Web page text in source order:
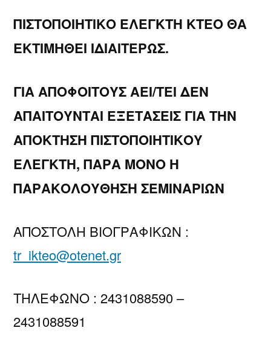
ΠΙΣΤΟΠΟΙΗΤΙΚΟ ΕΛΕΓΚΤΗ ΚΤΕΟ ΘΑ
ΕΚΤΙΜΗΘΕΙ ΙΔΙΑΙΤΕΡΩΣ.
ΓΙΑ ΑΠΟΦΟΙΤΟΥΣ ΑΕΙ/ΤΕΙ ΔΕΝ
ΑΠΑΙΤΟΥΝΤΑΙ ΕΞΕΤΑΣΕΙΣ ΓΙΑ ΤΗΝ
ΑΠΟΚΤΗΣΗ ΠΙΣΤΟΠΟΙΗΤΙΚΟΥ
ΕΛΕΓΚΤΗ, ΠΑΡΑ ΜΟΝΟ Η
ΠΑΡΑΚΟΛΟΥΘΗΣΗ ΣΕΜΙΝΑΡΙΩΝ
ΑΠΟΣΤΟΛΗ ΒΙΟΓΡΑΦΙΚΩΝ :
tr_ikteo@otenet.gr
ΤΗΛΕΦΩΝΟ : 2431088590 –
2431088591